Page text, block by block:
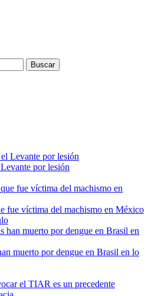
por lesión
fue víctima del machismo en México
muerto por dengue en Brasil en lo